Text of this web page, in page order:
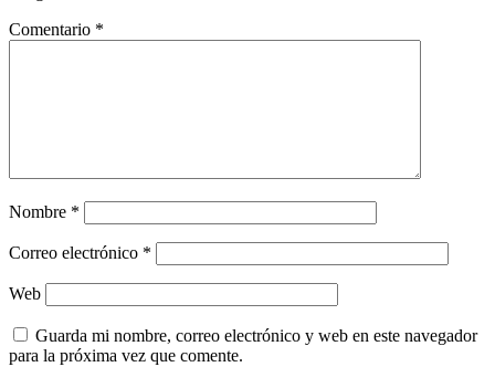
Comentario *
Nombre *
Correo electrónico *
Web
Guarda mi nombre, correo electrónico y web en este navegador
para la próxima vez que comente.